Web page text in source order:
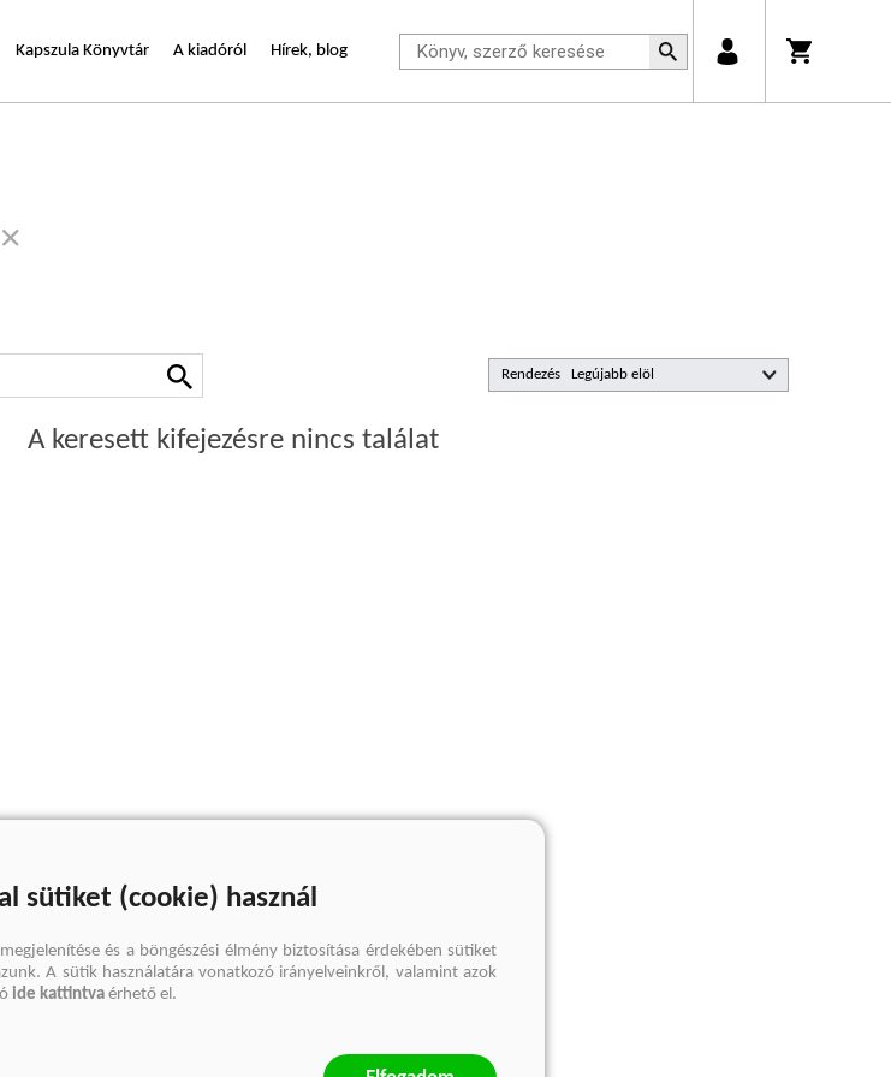
Kapszula Könyvtár A kiadóról Hírek, blog
Rendezés
A keresett kifejezésre nincs találat
sütiket (cookie) használ
és a böngészési élmény biztosítása érdekében sütiket
A sütik használatára vonatkozó irányelveinkről, valamint azok
ide kattintva érhető el.